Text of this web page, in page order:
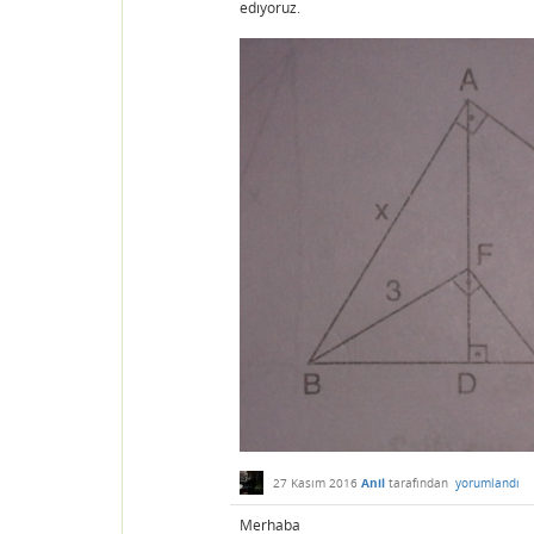
edıyoruz.
27 Kasım 2016 Anil tarafından yorumlandı
Merhaba